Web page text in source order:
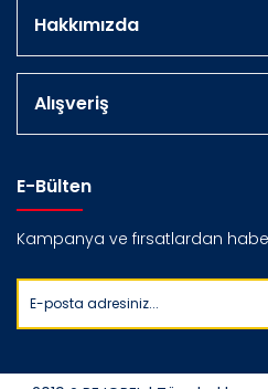
Hakkımızda
Alışveriş
E-Bülten
Kampanya ve fırsatlardan